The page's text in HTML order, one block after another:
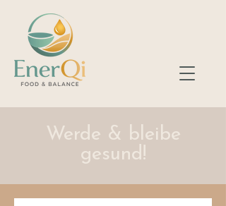
Werde & bleibe
gesund!